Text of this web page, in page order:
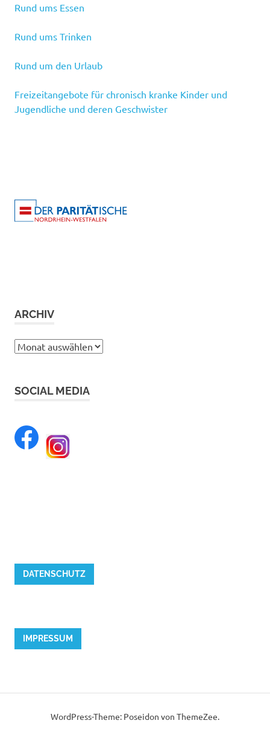
Rund ums Essen
Rund ums Trinken
Rund um den Urlaub
Freizeitangebote für chronisch kranke Kinder und
Jugendliche und deren Geschwister
ARCHIV
Archiv
SOCIAL MEDIA
DATENSCHUTZ
IMPRESSUM
WordPress-Theme: Poseidon von ThemeZee.